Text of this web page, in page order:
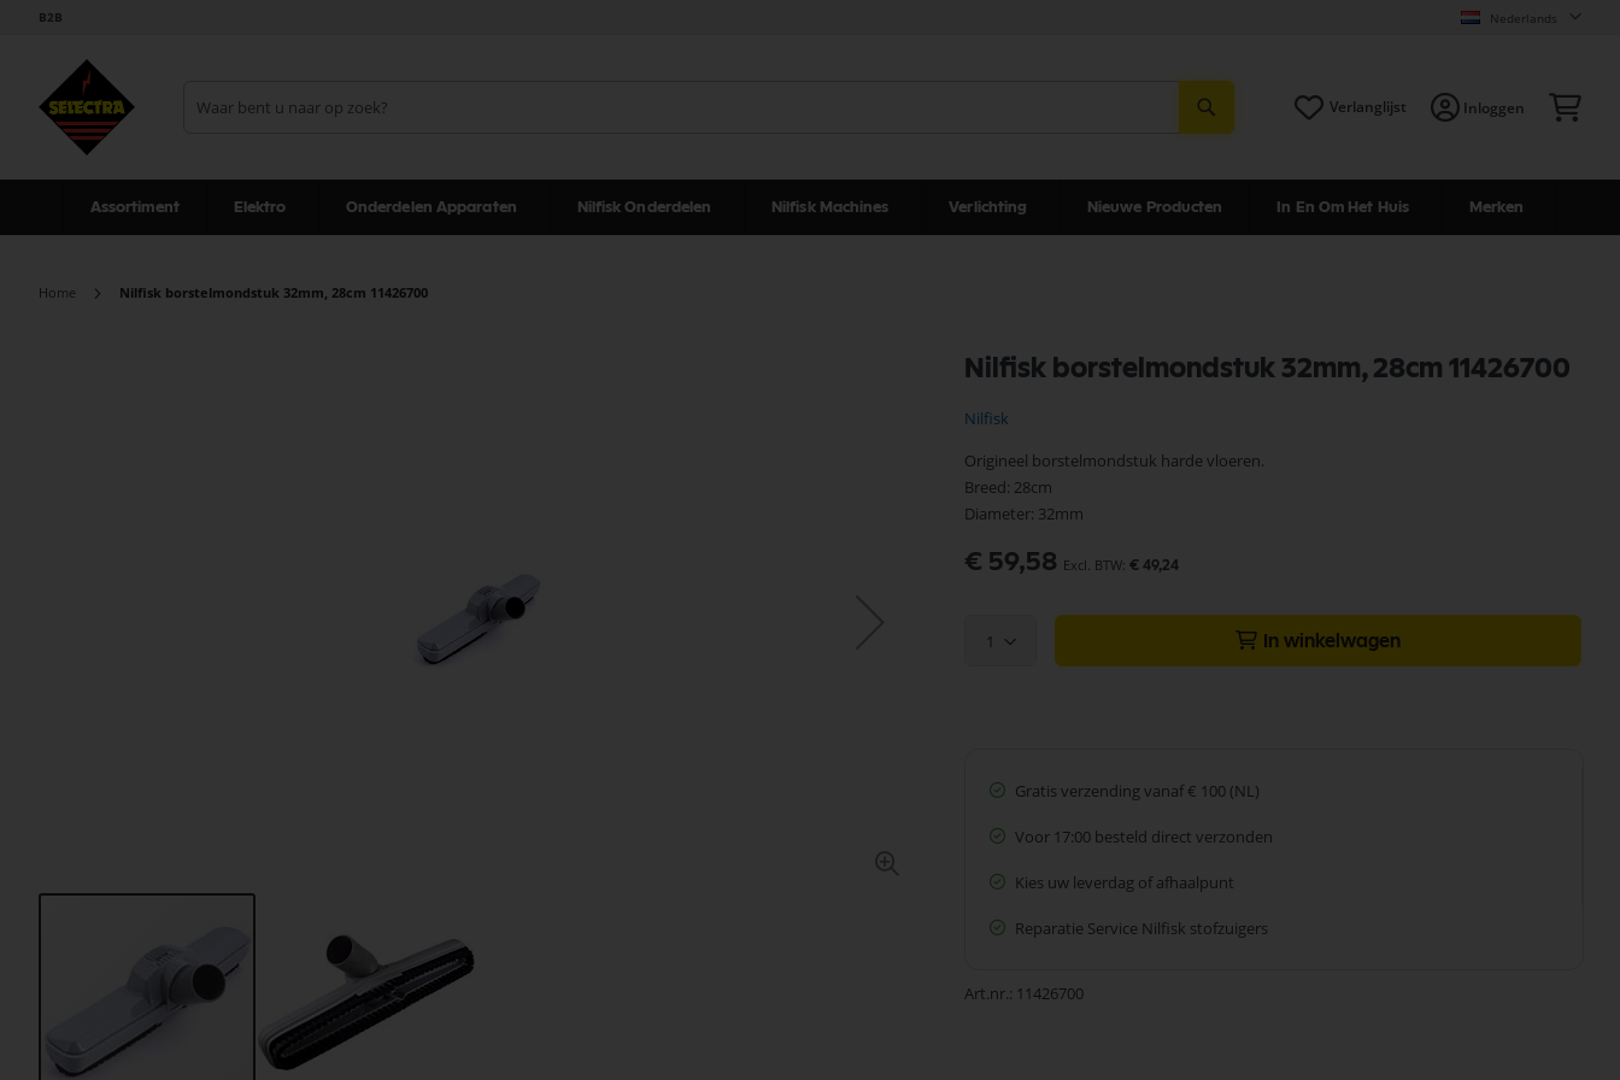
B2B Nederlands
Verlanglijst Inloggen
Assortiment Elektro Onderdelen Apparaten Nilfisk Onderdelen Nilfisk Machines Verlichting Nieuwe Producten In En Om Het Huis Merken
Home Nilfisk borstelmondstuk 32mm, 28cm 11426700
Nilfisk borstelmondstuk 32mm, 28cm 11426700
Nilfisk
Origineel borstelmondstuk harde vloeren.
Breed: 28cm
Diameter: 32mm
€ 59,58 € 49,24
1 In winkelwagen
Gratis verzending vanaf € 100 (NL)
Voor 17:00 besteld direct verzonden
Kies uw leverdag of afhaalpunt
Reparatie Service Nilfisk stofzuigers
Art.nr. 11426700